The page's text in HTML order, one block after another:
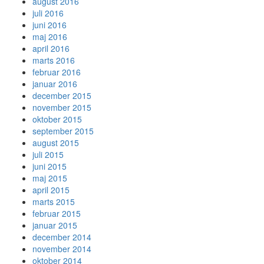
juli 2016
juni 2016
maj 2016
april 2016
marts 2016
februar 2016
januar 2016
december 2015
november 2015
oktober 2015
september 2015
august 2015
juli 2015
juni 2015
maj 2015
april 2015
marts 2015
februar 2015
januar 2015
december 2014
november 2014
oktober 2014